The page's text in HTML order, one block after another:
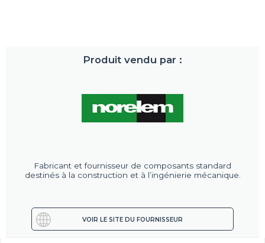
Produit vendu par :
Fabricant et fournisseur de composants standard
destinés à la construction et à l’ingénierie mécanique.
VOIR LE SITE DU FOURNISSEUR